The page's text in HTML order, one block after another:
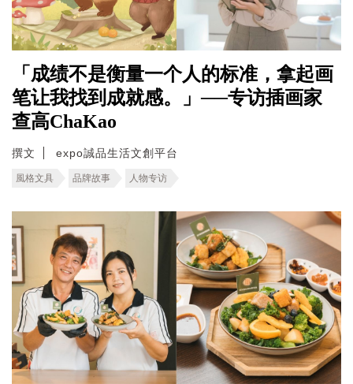
「成绩不是衡量一个人的标准，拿起画
笔让我找到成就感。」──专访插画家
查高ChaKao
撰文 expo誠品生活文創平台
風格文具 品牌故事 人物专访